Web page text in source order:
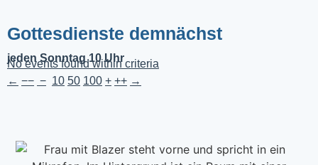
Gottesdienste demnächst
jeden Sonntag 10 Uhr
No events found within criteria
← −− − 10 50 100 + ++ →